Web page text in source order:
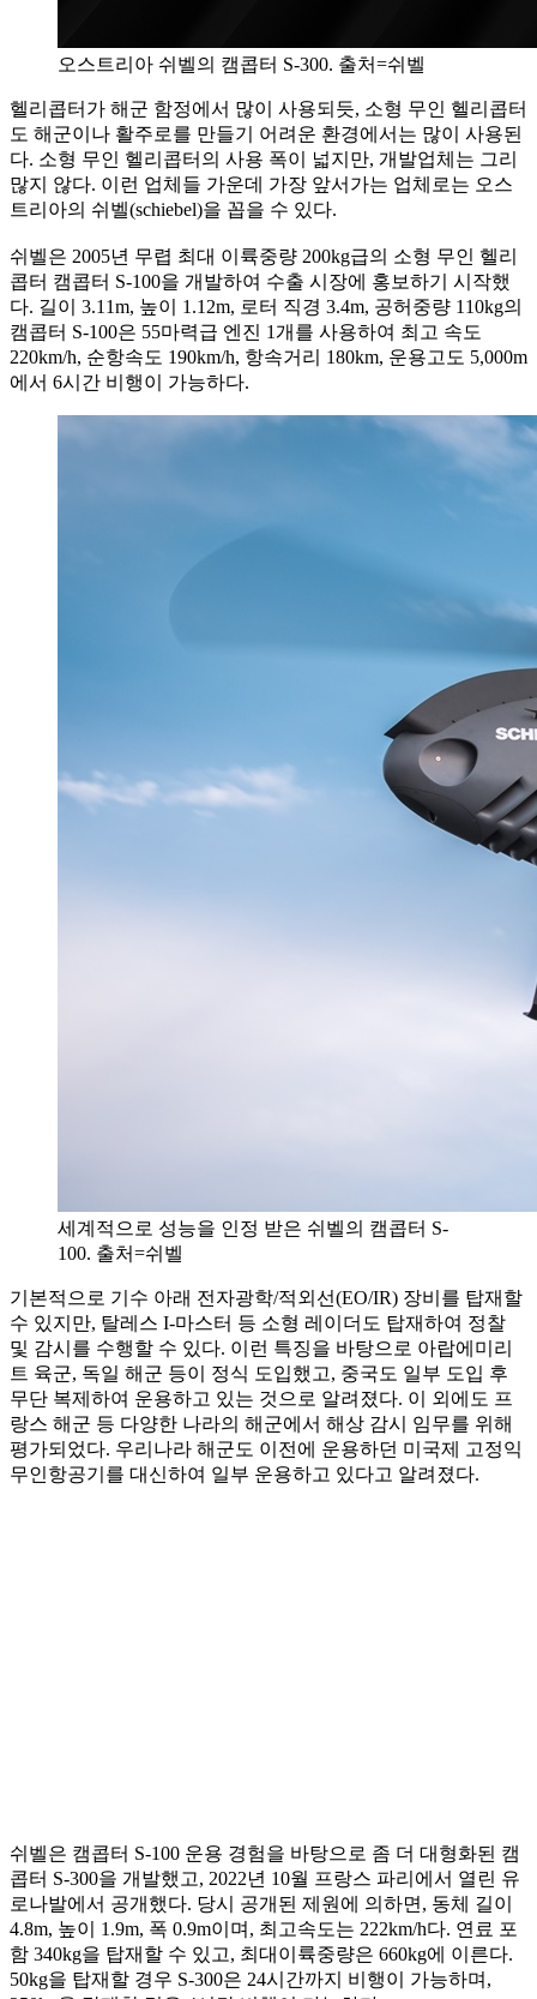
오스트리아 쉬벨의 캠콥터 S-300. 출처=쉬벨
헬리콥터가 해군 함정에서 많이 사용되듯, 소형 무인 헬리콥터
도 해군이나 활주로를 만들기 어려운 환경에서는 많이 사용된
다. 소형 무인 헬리콥터의 사용 폭이 넓지만, 개발업체는 그리
많지 않다. 이런 업체들 가운데 가장 앞서가는 업체로는 오스
트리아의 쉬벨(schiebel)을 꼽을 수 있다.
쉬벨은 2005년 무렵 최대 이륙중량 200kg급의 소형 무인 헬리
콥터 캠콥터 S-100을 개발하여 수출 시장에 홍보하기 시작했
다. 길이 3.11m, 높이 1.12m, 로터 직경 3.4m, 공허중량 110kg의
캠콥터 S-100은 55마력급 엔진 1개를 사용하여 최고 속도
220km/h, 순항속도 190km/h, 항속거리 180km, 운용고도 5,000m
에서 6시간 비행이 가능하다.
세계적으로 성능을 인정 받은 쉬벨의 캠콥터 S-
100. 출처=쉬벨
기본적으로 기수 아래 전자광학/적외선(EO/IR) 장비를 탑재할
수 있지만, 탈레스 I-마스터 등 소형 레이더도 탑재하여 정찰
및 감시를 수행할 수 있다. 이런 특징을 바탕으로 아랍에미리
트 육군, 독일 해군 등이 정식 도입했고, 중국도 일부 도입 후
무단 복제하여 운용하고 있는 것으로 알려졌다. 이 외에도 프
랑스 해군 등 다양한 나라의 해군에서 해상 감시 임무를 위해
평가되었다. 우리나라 해군도 이전에 운용하던 미국제 고정익
무인항공기를 대신하여 일부 운용하고 있다고 알려졌다.
쉬벨은 캠콥터 S-100 운용 경험을 바탕으로 좀 더 대형화된 캠
콥터 S-300을 개발했고, 2022년 10월 프랑스 파리에서 열린 유
로나발에서 공개했다. 당시 공개된 제원에 의하면, 동체 길이
4.8m, 높이 1.9m, 폭 0.9m이며, 최고속도는 222km/h다. 연료 포
함 340kg을 탑재할 수 있고, 최대이륙중량은 660kg에 이른다.
50kg을 탑재할 경우 S-300은 24시간까지 비행이 가능하며,